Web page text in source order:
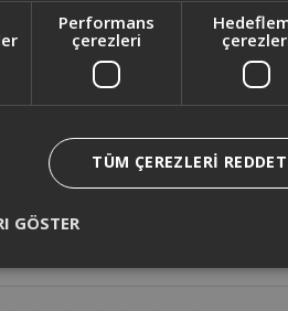
kaç farklı hız ayarı seçeneği
bıçak yapısı ve malzemesi nedir?
sürahi haznesinin kapasitesi
kaç Watt motor gücüne
da öğütücü aparat mevcut
Performans
çerezleri
TÜM ÇEREZLERI REDDET
GÖSTER